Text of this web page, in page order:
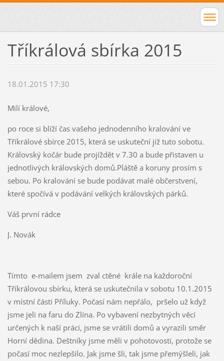
Tříkrálová sbírka 2015
18.01.2015 17:30
Milí králové,
po roce si blíží čas vašeho jednodenního kralování ve
Tříkrálové sbírce 2015, která se uskuteční již tuto sobotu.
Královský kočár bude projíždět v 7.30 a bude přistaven u
jednotlivých královských domů.Pláště a koruny prosím s
sebou. Po kralování se bude podávat malé občerstvení,
které spočívá v podávání velkých královských párků.
Váš první rádce
J. Novák
Tímto e-mailem jsem zval ctěné krále na každoroční
Tříkrálovou sbírku, která se uskutečnila v sobotu 10.1.2015
v místní části Příluky. Počasí nám nepřálo, pršelo už když
jsme jeli na faru do Zlína. Po vybavení nezbytných věcí
určených k naší práci, jsme se vrátili domů a vyrazili směr
Horní dědina. Deštníky jsme měli v pohotovosti, protože se
počasí moc nezlepšilo. Jak jsme šli, tak jsme přemýšleli, jak